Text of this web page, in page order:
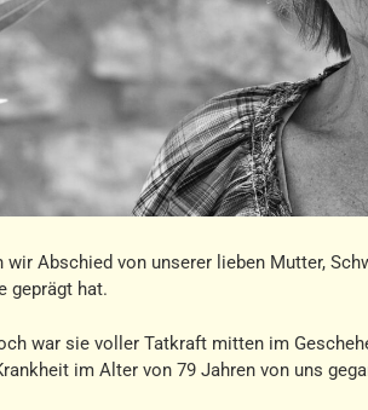
wir Abschied von unserer lieben Mutter,
geprägt hat.
war sie voller Tatkraft mitten im
im Alter von 79 Jahren von uns